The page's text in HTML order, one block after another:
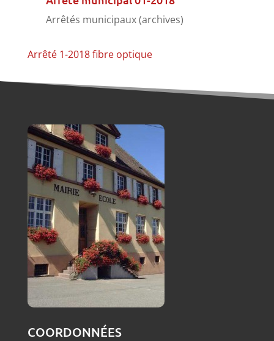
Arrêtés municipaux (archives)
Arrêté 1-2018 fibre optique
COORDONNÉES